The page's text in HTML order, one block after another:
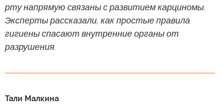
рту напрямую связаны с развитием карциномы.
Эксперты рассказали, как простые правила
гигиены спасают внутренние органы от
разрушения.
Тали Малкина